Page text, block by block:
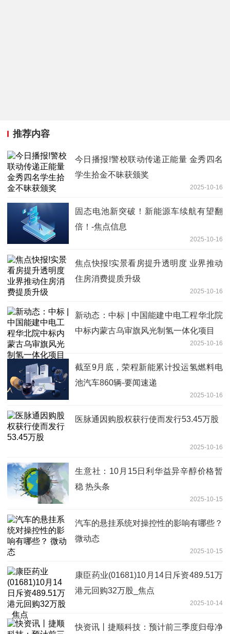
推荐内容
今日播报!警校联动传递正能量 金秀四名
学生拾金不昧获颁奖
2025-10-16
固态电池新突破！新能源车续航有望翻
倍！-焦点信息
2025-10-16
焦点快报!实景看房提升透明度 业界推动
住房消费提质升级
2025-10-16
新动态：中标 | 中国能建中电工程华北院
中标内蒙古乌审旗风光制氢一体化项目
2025-10-16
截至9月底，荣程新能累计投运氢燃料电
池汽车860辆-要闻速递
2025-10-16
医脉通因购股权获行使而发行53.45万股
2025-10-16
生意社：10月15日利华益异辛醇价格暂
稳 热头条
2025-10-15
汽车的悬挂系统对操控性的影响有哪些？
微动态
2025-10-15
康臣药业(01681)10月14日斥资489.51万
港元回购32万股_焦点
2025-10-14
快资讯丨捷顺科技：预计前三季度归母净